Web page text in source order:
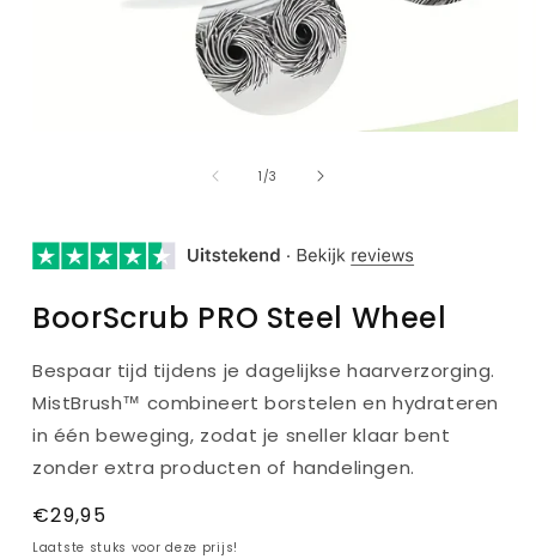
1 /van
3
BoorScrub PRO Steel Wheel
Bespaar tijd tijdens je dagelijkse haarverzorging.
MistBrush™ combineert borstelen en hydrateren
in één beweging, zodat je sneller klaar bent
zonder extra producten of handelingen.
Normale
prijs
€29,95
Laatste stuks voor deze prijs!